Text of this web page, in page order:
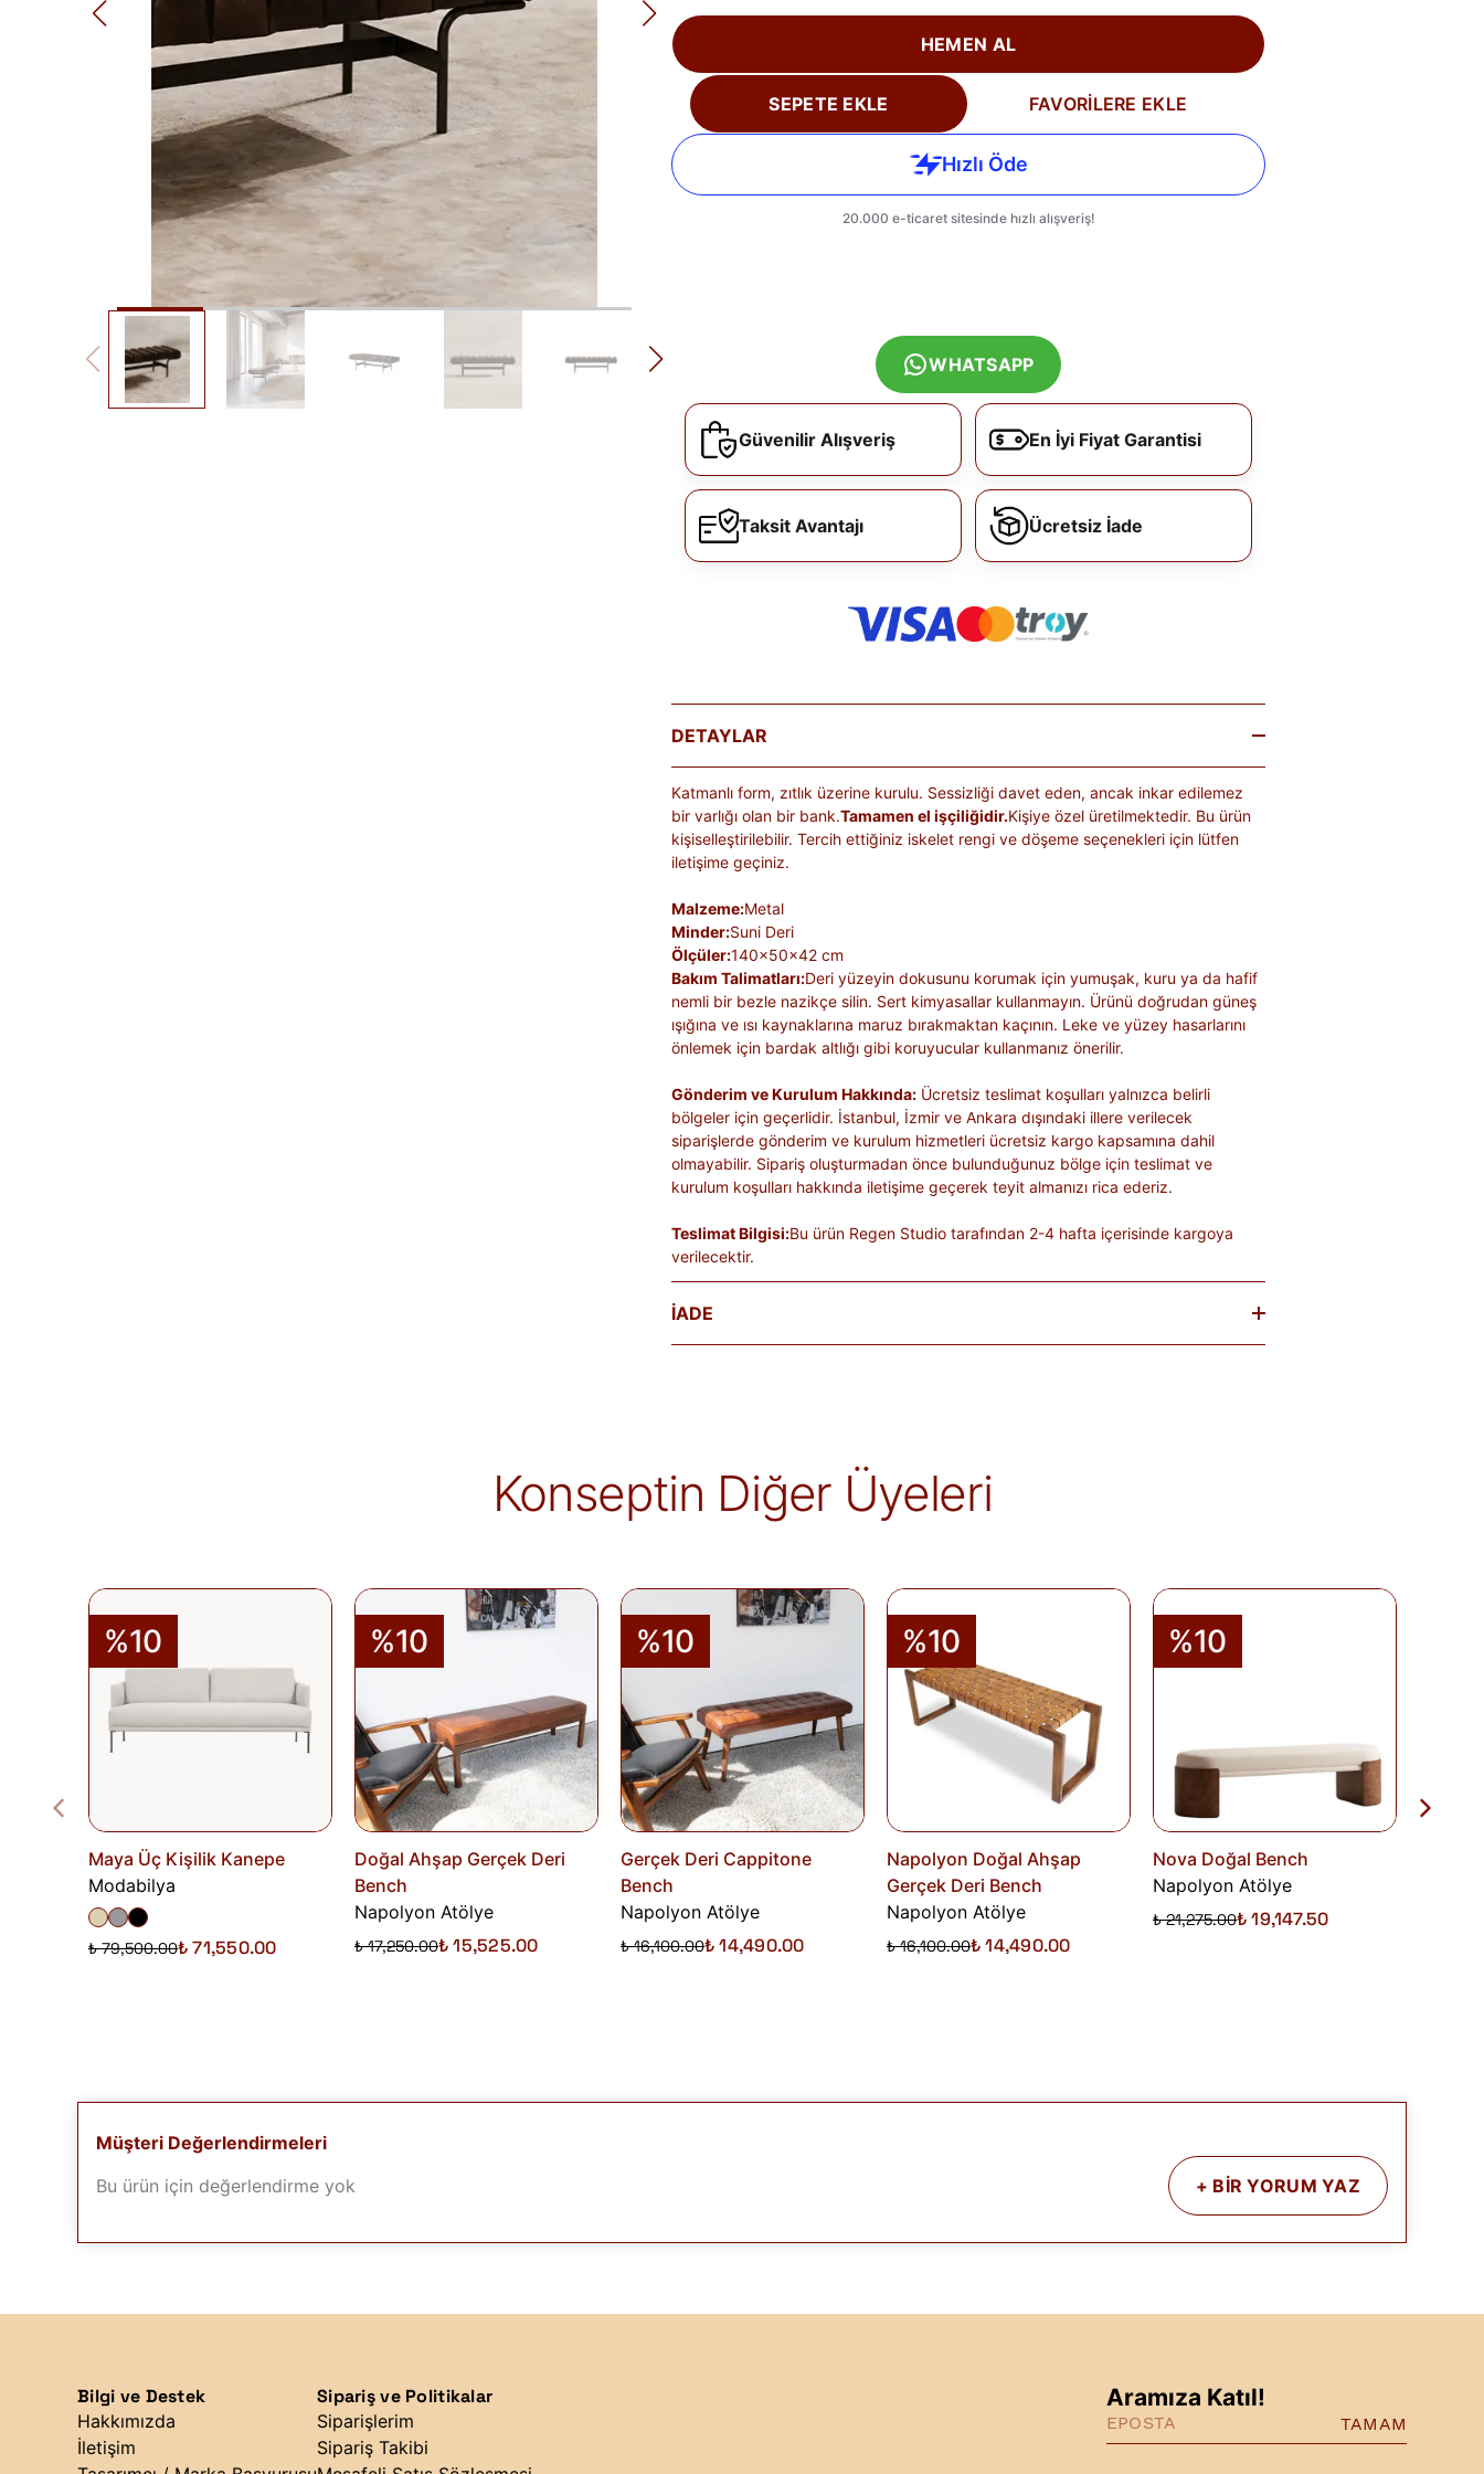
HEMEN AL
SEPETE EKLE FAVORİLERE EKLE
WHATSAPP
Güvenilir Alışveriş En İyi Fiyat Garantisi
Taksit Avantajı Ücretsiz İade
DETAYLAR
Katmanlı form, zıtlık üzerine kurulu. Sessizliği davet eden, ancak inkar edilemez
bir varlığı olan bir bank.Tamamen el işçiliğidir.Kişiye özel üretilmektedir. Bu ürün
kişiselleştirilebilir. Tercih ettiğiniz iskelet rengi ve döşeme seçenekleri için lütfen
iletişime geçiniz.
Malzeme:Metal
Minder:Suni Deri
Ölçüler:140x50x42 cm
Bakım Talimatları:Deri yüzeyin dokusunu korumak için yumuşak, kuru ya da hafif
nemli bir bezle nazikçe silin. Sert kimyasallar kullanmayın. Ürünü doğrudan güneş
ışığına ve ısı kaynaklarına maruz bırakmaktan kaçının. Leke ve yüzey hasarlarını
önlemek için bardak altlığı gibi koruyucular kullanmanız önerilir.
Gönderim ve Kurulum Hakkında: Ücretsiz teslimat koşulları yalnızca belirli
bölgeler için geçerlidir. İstanbul, İzmir ve Ankara dışındaki illere verilecek
siparişlerde gönderim ve kurulum hizmetleri ücretsiz kargo kapsamına dahil
olmayabilir. Sipariş oluşturmadan önce bulunduğunuz bölge için teslimat ve
kurulum koşulları hakkında iletişime geçerek teyit almanızı rica ederiz.
Teslimat Bilgisi:Bu ürün Regen Studio tarafından 2-4 hafta içerisinde kargoya
verilecektir.
İADE
alır.
İade edilen ürünler, iade şartlarına uygun olduğu takdirde 10 gün içinde bankanıza
iletilir. İade sürecini başlatmak için lütfen
Konseptin Diğer Üyeleri
%10
Maya Üç Kişilik Kanepe
Modabilya
₺ 79,500.00₺ 71,550.00
%10
Doğal Ahşap Gerçek Deri
Bench
Napolyon Atölye
₺ 17,250.00₺ 15,525.00
%10
Gerçek Deri Cappitone
Bench
Napolyon Atölye
₺ 16,100.00₺ 14,490.00
%10
Napolyon Doğal Ahşap
Gerçek Deri Bench
Napolyon Atölye
₺ 16,100.00₺ 14,490.00
%10
Nova Doğal Bench
Napolyon Atölye
₺ 21,275.00₺ 19,147.50
Müşteri Değerlendirmeleri
Bu ürün için değerlendirme yok
+ BİR YORUM YAZ
Bilgi ve Destek
Hakkımızda
İletişim
Sipariş ve Politikalar
Siparişlerim
Sipariş Takibi
Aramıza Katıl!
TAMAM